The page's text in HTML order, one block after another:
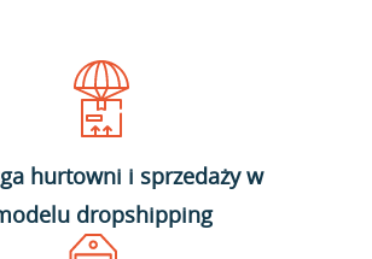
hurtowni i sprzedaży w
dropshipping